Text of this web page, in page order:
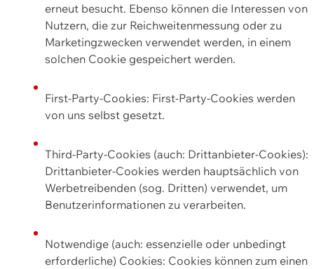
erneut besucht. Ebenso können die Interessen von
Nutzern, die zur Reichweitenmessung oder zu
Marketingzwecken verwendet werden, in einem
solchen Cookie gespeichert werden.
First-Party-Cookies: First-Party-Cookies werden
von uns selbst gesetzt.
Third-Party-Cookies (auch: Drittanbieter-Cookies):
Drittanbieter-Cookies werden hauptsächlich von
Werbetreibenden (sog. Dritten) verwendet, um
Benutzerinformationen zu verarbeiten.
Notwendige (auch: essenzielle oder unbedingt
erforderliche) Cookies: Cookies können zum einen